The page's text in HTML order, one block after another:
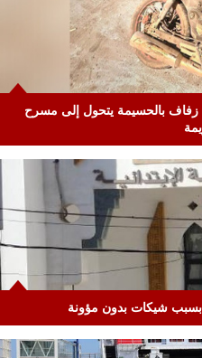
زفاف بالحسيمة يتحول إلى مسرح